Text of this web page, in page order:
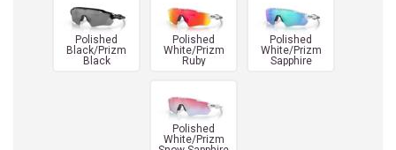
Polished
Black/Prizm
Black
Polished
White/Prizm
Ruby
Polished
White/Prizm
Sapphire
Polished
White/Prizm